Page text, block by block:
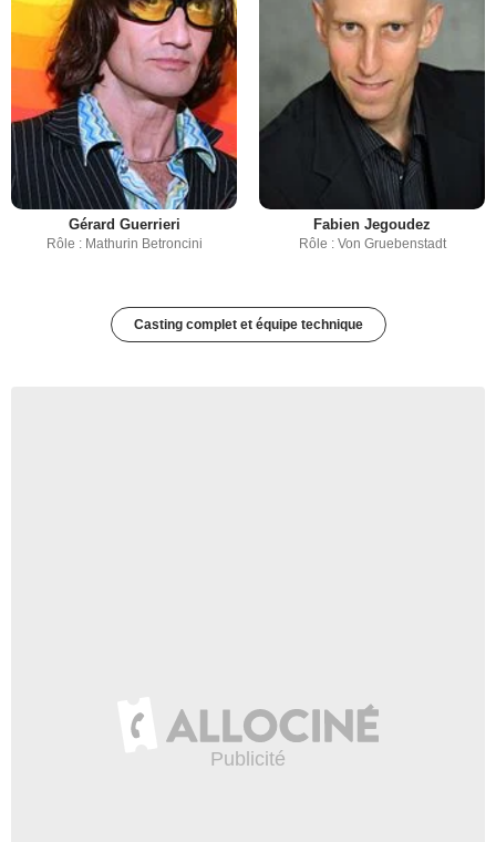
Gérard Guerrieri
Rôle : Mathurin Betroncini
Fabien Jegoudez
Rôle : Von Gruebenstadt
Casting complet et équipe technique